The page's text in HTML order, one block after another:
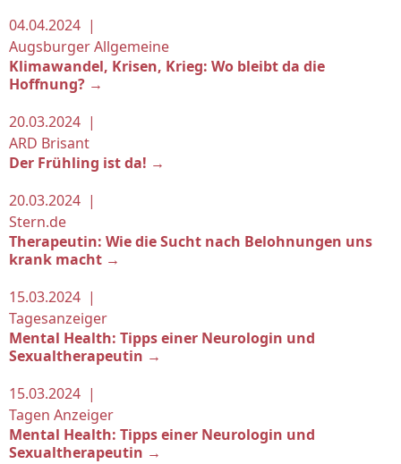
04.04.2024 |
Augsburger Allgemeine
Klimawandel, Krisen, Krieg: Wo bleibt da die
Hoffnung? →
20.03.2024 |
ARD Brisant
Der Frühling ist da! →
20.03.2024 |
Stern.de
Therapeutin: Wie die Sucht nach Belohnungen uns
krank macht →
15.03.2024 |
Tagesanzeiger
Mental Health: Tipps einer Neurologin und
Sexualtherapeutin →
15.03.2024 |
Tagen Anzeiger
Mental Health: Tipps einer Neurologin und
Sexualtherapeutin →